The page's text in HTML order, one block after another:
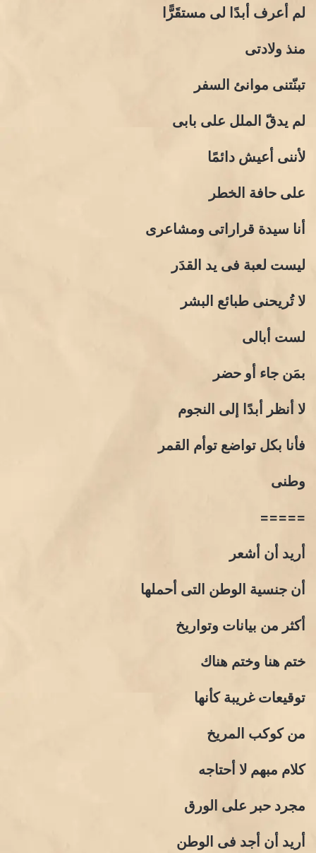
لم أعرف أبدًا لى مستقَرًّا
منذ ولادتى
تبنّتنى موانئ السفر
لم يدقّ الملل على بابى
لأننى أعيش دائمًا
على حافة الخطر
أنا سيدة قراراتى ومشاعرى
ليست لعبة فى يد القدَر
لا تُريحنى طبائع البشر
لست أبالى
بمَن جاء أو حضر
لا أنظر أبدًا إلى النجوم
فأنا بكل تواضع توأم القمر
وطنى
=====
أريد أن أشعر
أن جنسية الوطن التى أحملها
أكثر من بيانات وتواريخ
ختم هنا وختم هناك
توقيعات غريبة كأنها
من كوكب المريخ
كلام مبهم لا أحتاجه
مجرد حبر على الورق
أريد أن أجد فى الوطن